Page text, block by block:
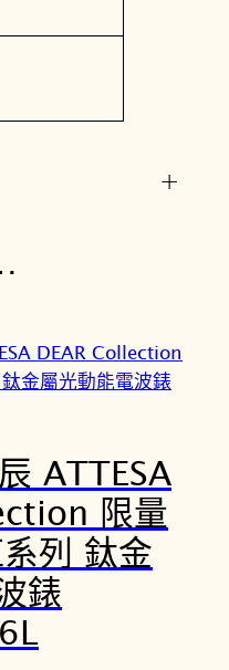
+
ATTESA
限量
列 鈦金
錶